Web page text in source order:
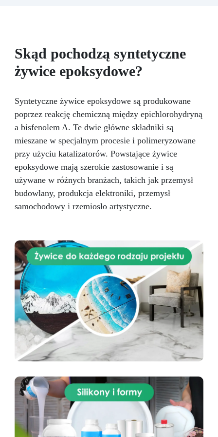
Skąd pochodzą syntetyczne
żywice epoksydowe?
Syntetyczne żywice epoksydowe są produkowane
poprzez reakcję chemiczną między epichlorohydryną
a bisfenolem A. Te dwie główne składniki są
mieszane w specjalnym procesie i polimeryzowane
przy użyciu katalizatorów. Powstające żywice
epoksydowe mają szerokie zastosowanie i są
używane w różnych branżach, takich jak przemysł
budowlany, produkcja elektroniki, przemysł
samochodowy i rzemiosło artystyczne.